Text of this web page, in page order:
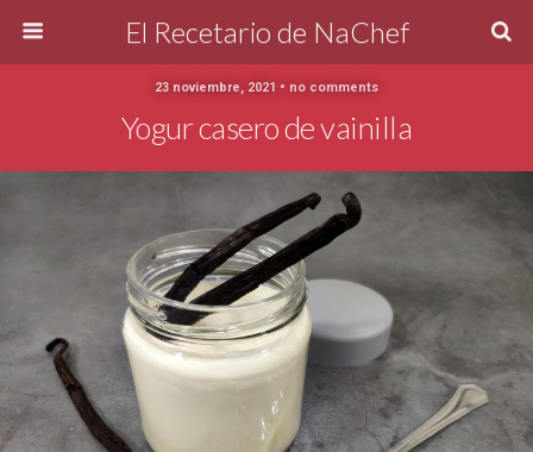
El Recetario de NaChef
23 noviembre, 2021 • no comments
Yogur casero de vainilla